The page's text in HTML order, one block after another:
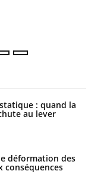
: quand la
au lever
déformation des
conséquences